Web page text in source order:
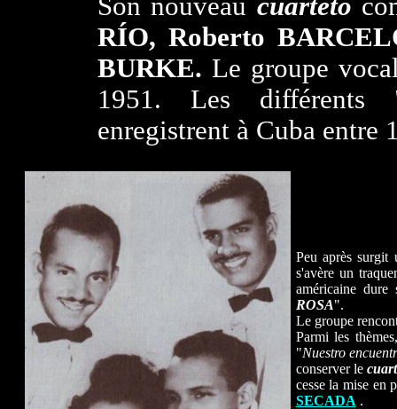
Son nouveau cuarteto
RÍO, Roberto
BURKE. Le groupe
1951. Les différents
enregistrent à Cuba entre
Peu après
s'avère un
américaine
ROSA".
Le groupe
Parmi les
"Nuestro
conserver le
cesse la mise en
SECADA .